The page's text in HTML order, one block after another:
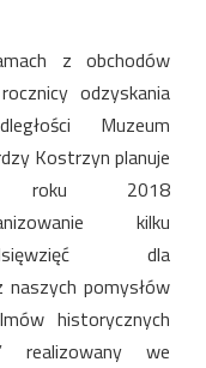
z obchodów
odzyskania
Muzeum
Kostrzyn planuje
2018
kilku
dla
naszych pomysłów
historycznych
realizowany we